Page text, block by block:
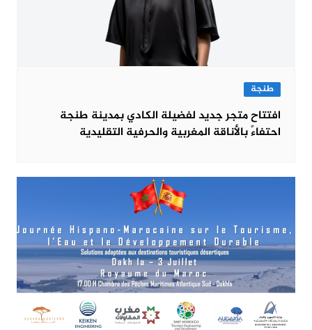
طنجة
افتتاح متجر جديد لفضيلة الكادي بمدينة طنجة
احتفاءً بالأناقة المغربية والحرفية التقليدية